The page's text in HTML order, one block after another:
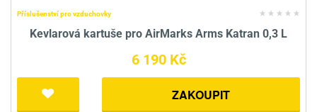
Příslušenství pro vzduchovky
Kevlarová kartuše pro AirMarks Arms Katran 0,3 L
6 190 Kč
ZAKOUPIT